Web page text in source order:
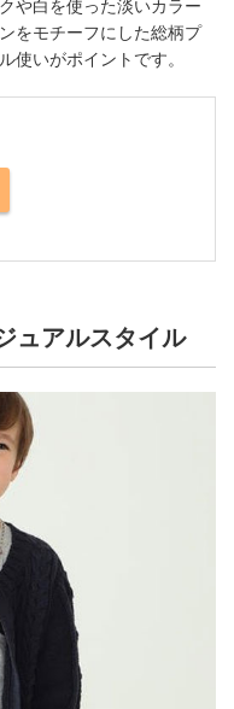
や白を使った淡いカラー
をモチーフにした総柄プ
使いがポイントです。
ュアルスタイル